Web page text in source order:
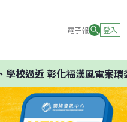
電子報 登入
過近 彰化福漢風電案環委